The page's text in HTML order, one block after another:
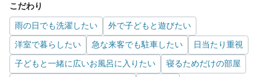
こだわり
雨の日でも洗濯したい
外で子どもと遊びたい
洋室で暮らしたい
急な来客でも駐車したい
日当たり重視
子どもと一緒に広いお風呂に入りたい
寝るためだけの部屋